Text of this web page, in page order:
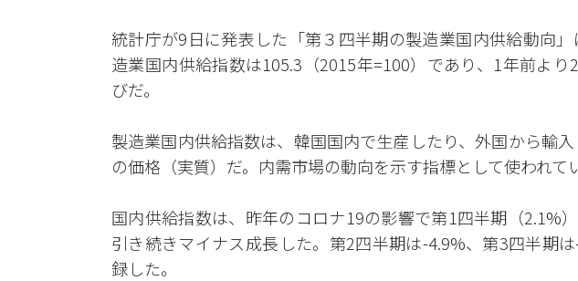
統計庁が9日に発表した「第３四半期の製造業国内供給動向
造業国内供給指数は105.3（2015年=100）であり、1年前よ
びだ。
製造業国内供給指数は、韓国国内で生産したり、外国から輸
の価格（実質）だ。内需市場の動向を示す指標として使われて
国内供給指数は、昨年のコロナ19の影響で第1四半期（2.1%
引き続きマイナス成長した。第2四半期は-4.9%、第3四半期
録した。